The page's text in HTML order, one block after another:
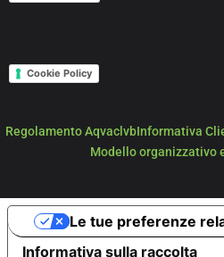
Cookie Policy
Regolamento AqvaclvbInformativa
Modello organizzativo
Informativa sulla raccolta
Le tue preferenze